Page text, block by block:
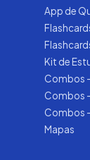
App de
Kit de
Combos
Combos
Combos
Mapas